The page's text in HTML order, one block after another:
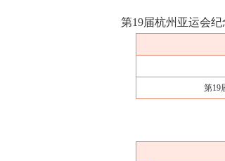
第19届杭州亚运会纪
第19